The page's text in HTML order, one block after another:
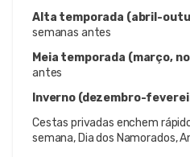
Alta temporada (abril-
semanas antes
Meia temporada (março,
antes
Inverno (dezembro-
Cestas privadas enchem
semana, Dia dos Namorados,